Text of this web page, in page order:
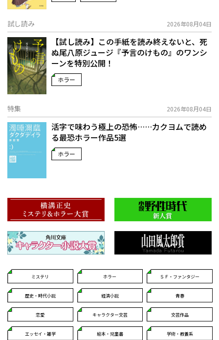
試し読み 2026年08月04日
【試し読み】この手紙を読み終えないと、死
ぬ――尾八原ジュージ『予言のけもの』のワンシ
ーンを特別公開！
ホラー
特集 2026年08月04日
活字で味わう極上の恐怖……カクヨムで読め
る最恐ホラー作品5選
ホラー
ミステリ ホラー ＳＦ・ファンタジー
歴史・時代小説 経済小説 青春
恋愛 キャラクター文芸 文芸作品
エッセイ・雑学 絵本・児童書 学術・教養系